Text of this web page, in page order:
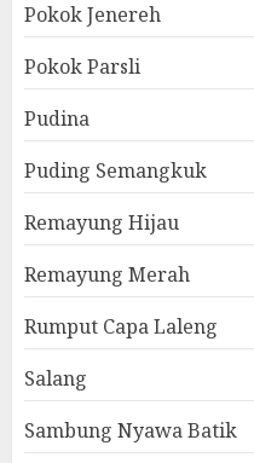
Pokok Jenereh
Pokok Parsli
Pudina
Puding Semangkuk
Remayung Hijau
Remayung Merah
Rumput Capa Laleng
Salang
Sambung Nyawa Batik